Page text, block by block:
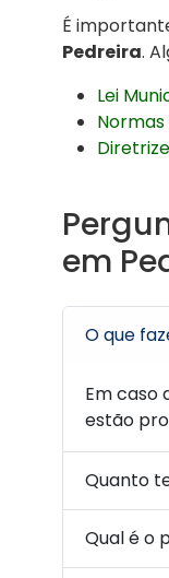
É
Pedreira.
Lei
em
O que
Em caso
estão
Quanto
Qual é o